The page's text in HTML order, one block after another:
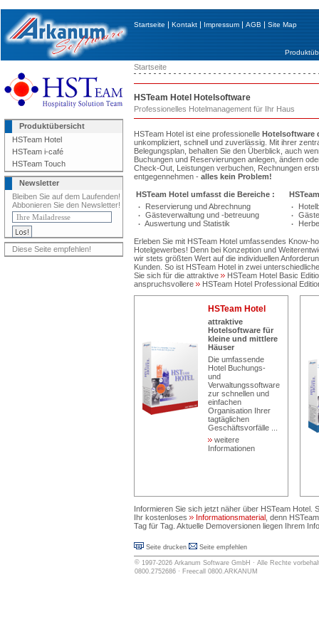
Startseite|Kontakt|Impressum|AGB|Site Map
Produktübersicht
HSTeam Hotel
HSTeam i-café
HSTeam Touch
Newsletter
Bleiben Sie auf dem Laufenden!
Abbonieren Sie den Newsletter!
Diese Seite empfehlen!
Startseite
HSTeam Hotel Hotelsoftware
Professionelles Hotelmanagement für Ihr Haus
HSTeam Hotel ist eine professionelle Hotelsoftware
unkompliziert, schnell und zuverlässig. Mit ihrer
Belegungsplan, behalten Sie den Überblick, auch
Buchungen und Reservierungen anlegen, ändern
Check-Out, Leistungen verbuchen, Rechnungen
entgegennehmen - alles kein Problem!
HSTeam Hotel umfasst die Bereiche :
· Reservierung und Abrechnung
· Gästeverwaltung und -betreuung
· Auswertung und Statistik
·
·
·
Erleben Sie mit HSTeam Hotel umfassendes Know-
Hotelgewerbes! Denn bei Konzeption und
wir stets größten Wert auf die individuellen
Kunden. So ist HSTeam Hotel in zwei
Sie sich für die attraktive
HSTeam Hotel Basic
anspruchsvollere
HSTeam Hotel Professional
HSTeam Hotel
attraktive
Hotelsoftware für
kleine und mittlere
Häuser
Die umfassende
Hotel Buchungs-
und
Verwaltungssoftware
zur schnellen und
einfachen
Organisation Ihrer
tagtäglichen
Geschäftsvorfälle ...
weitere
Informationen
Informieren Sie sich jetzt näher über HSTeam Hotel.
Ihr kostenloses
Informationsmaterial , denn
Tag für Tag. Aktuelle Demoversionen liegen Ihrem
Seite drucken Seite empfehlen
© 1997-2026 Arkanum Software GmbH · Alle Rechte
0800.2752686 · Freecall 0800.ARKANUM